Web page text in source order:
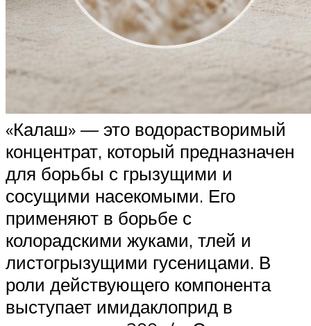
«Калаш» — это водорастворимый
концентрат, который предназначен
для борьбы с грызущими и
сосущими насекомыми. Его
применяют в борьбе с
колорадскими жуками, тлей и
листогрызущими гусеницами. В
роли действующего компонента
выступает имидаклоприд в